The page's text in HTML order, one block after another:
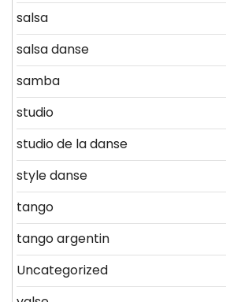
salsa
salsa danse
samba
studio
studio de la danse
style danse
tango
tango argentin
Uncategorized